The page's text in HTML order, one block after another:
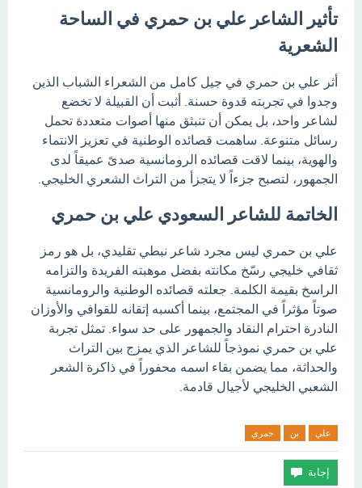
تأثير الشاعر علي بن حمري في الساحة
الشعرية
أثر علي بن حمري في جيل كامل من الشعراء الشباب الذين
وجدوا في تجربته قدوة حسنة. أثبت أن القبيلة لا تخضع
لشاعر واحد، بل يمكن أن تنبثق منها أصوات متعددة تحمل
رسائل متنوعة. ساهمت قصائده الوطنية في تعزيز الانتماء
والهوية، بينما لاقت قصائده الرومانسية صدىً عميقاً لدى
الجمهور، لتصبح جزءاً لا يتجزأ من التراث الشعري الخليجي.
الخاتمة للشاعر السعودي علي بن حمري
علي بن حمري ليس مجرد شاعر نبطي تقليدي، بل هو رمز
ثقافي خليجي رسّخ مكانته بفضل موهبته الفريدة والتزامه
الراسخ بقيمة الكلمة. جعلته قصائده الوطنية والرومانسية
صوتاً مؤثراً في المجتمع، بينما أكسبه إتقانه للقوافي والأوزان
النادرة احترام النقاد والجمهور على حد سواء. تمثل تجربة
علي بن حمري نموذجاً للشاعر الذي يمزج بين التراث
والحداثة، مما يضمن بقاء اسمه محفوراً في ذاكرة الشعر
الشعبي الخليجي لأجيال قادمة.
علي بن حمري